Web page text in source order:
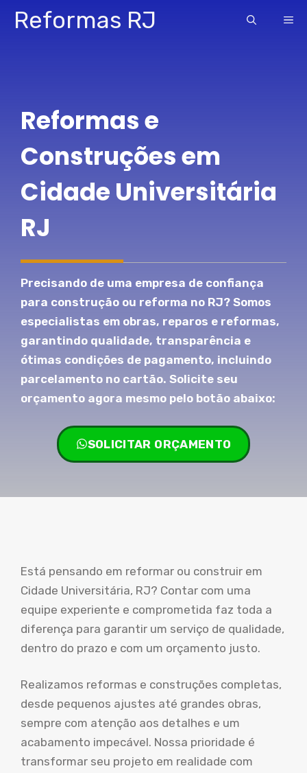
Pular
paraReformas RJ
Reformas e
Construções em
Cidade Universitária
RJ
Precisando de uma empresa de confiança
para construção ou reforma no RJ? Somos
especialistas em obras, reparos e reformas,
garantindo qualidade, transparência e
ótimas condições de pagamento, incluindo
parcelamento no cartão. Solicite seu
orçamento agora mesmo pelo botão abaixo:
SOLICITAR ORÇAMENTO
Está pensando em reformar ou construir em
Cidade Universitária, RJ? Contar com uma
equipe experiente e comprometida faz toda a
diferença para garantir um serviço de qualidade,
dentro do prazo e com um orçamento justo.
Realizamos reformas e construções completas,
desde pequenos ajustes até grandes obras,
sempre com atenção aos detalhes e um
acabamento impecável. Nossa prioridade é
transformar seu projeto em realidade com